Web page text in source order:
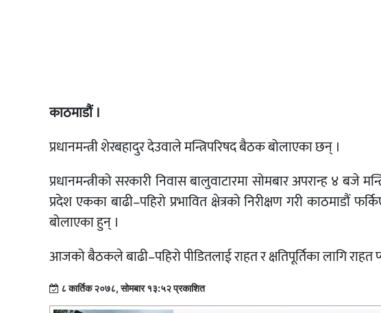
काठमाडौं ।
प्रधानमन्त्री शेरबहादुर देउवाले मन्त्रिपरिषद बैठक बोलाएका छन् ।
प्रधानमन्त्रीको सरकारी निवास बालुवाटारमा सोमबार अपरान्ह ४ बजे
प्रदेश एकका बाढी–पहिरो प्रभावित क्षेत्रको निरीक्षण गरी काठमाडौं
बोलाएका हुन् ।
आजको बैठकले बाढी–पहिरो पीडितलाई राहत र क्षतिपूर्तिका लागि
८ कार्तिक २०७८, सोमबार १३:५२ प्रकाशित